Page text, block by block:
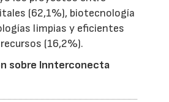
(62,1%), biotecnología
limpias y eficientes
(16,2%).
sobre Innterconecta